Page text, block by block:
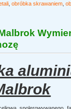
obróbka skrawaniem